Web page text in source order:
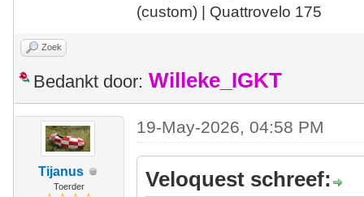
(custom) | Quattrovelo 175
Zoek
Bedankt door: Willeke_IGKT
Tijanus
Toerder
19-May-2026, 04:58 PM
Veloquest schreef: